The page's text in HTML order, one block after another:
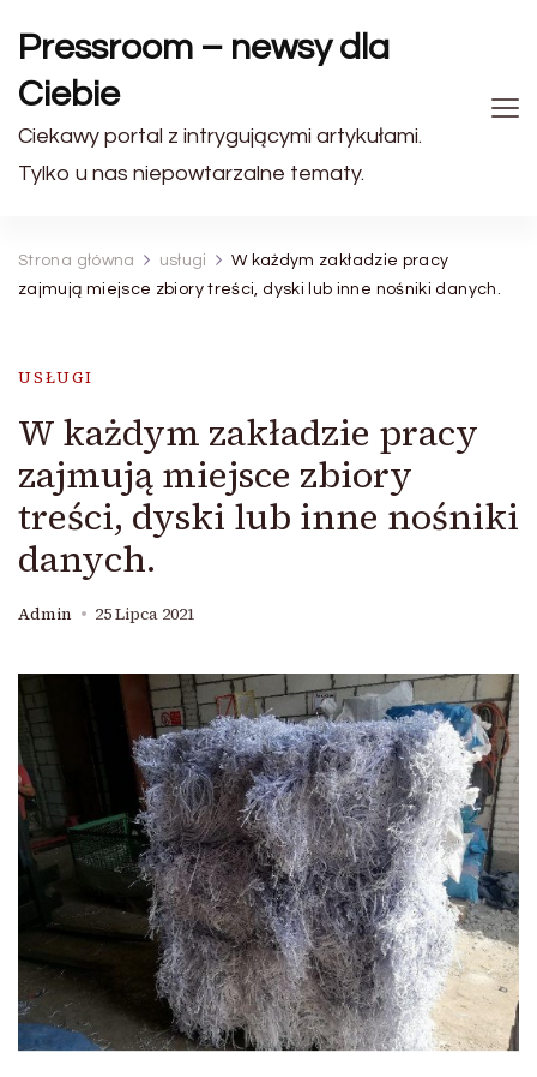
Pressroom – newsy dla
Ciebie
Ciekawy portal z intrygującymi artykułami.
Tylko u nas niepowtarzalne tematy.
Strona główna usługi
W każdym zakładzie pracy
zajmują miejsce zbiory treści, dyski lub inne nośniki danych.
USŁUGI
W każdym zakładzie pracy
zajmują miejsce zbiory
treści, dyski lub inne nośniki
danych.
Admin 25 Lipca 2021